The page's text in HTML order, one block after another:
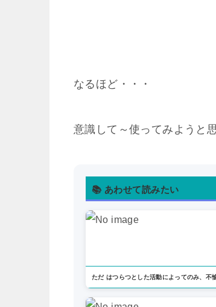
なるほど・・・
意識して～使ってみようと
📚 あわせて読みたい
ただ はつらつとした活動によってのみ、不